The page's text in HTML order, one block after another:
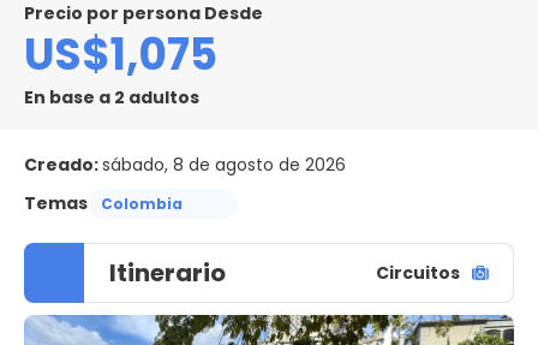
precio por persona Desde
US$1,075
En base a 2 adultos
Creado:sábado, 8 de agosto de 2026
Temas
Colombia
Itinerario Circuitos